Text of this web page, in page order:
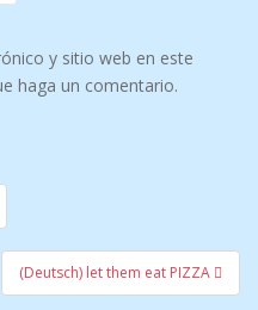
y sitio web en este
haga un comentario.
(Deutsch) let them eat PIZZA